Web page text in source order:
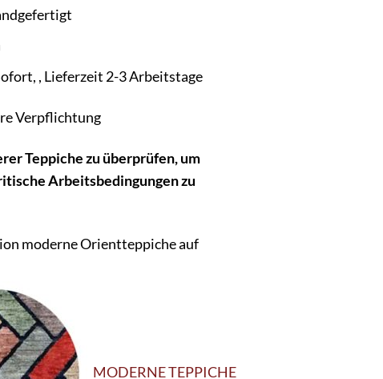
, Lieferzeit 2-3 Arbeitstage
Verpflichtung
Teppiche zu überprüfen, um
Arbeitsbedingungen zu
moderne Orientteppiche auf
MODERNE TEPPICHE